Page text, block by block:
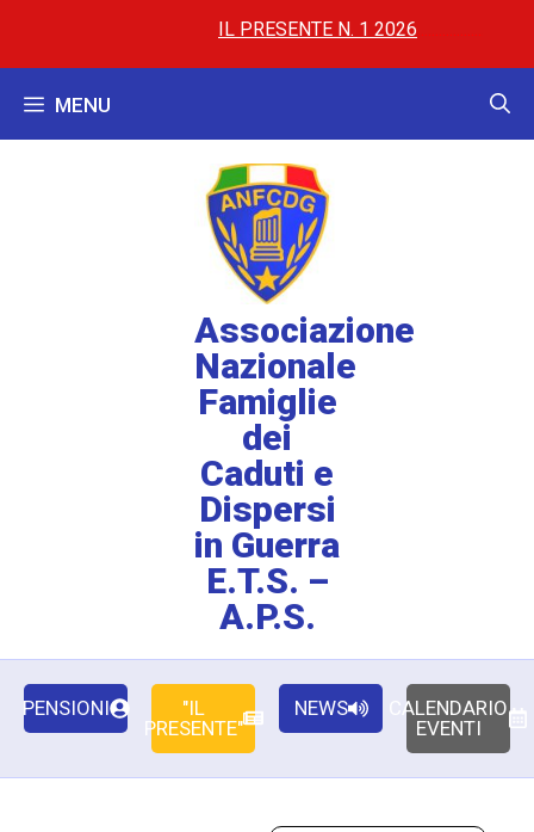
IL PRESENTE N. 1 2026............................
MENU
Associazione
Nazionale
Famiglie
dei
Caduti e
Dispersi
in Guerra
E.T.S. –
A.P.S.
PENSIONI
"IL
PRESENTE"
NEWS
CALENDARIO
EVENTI